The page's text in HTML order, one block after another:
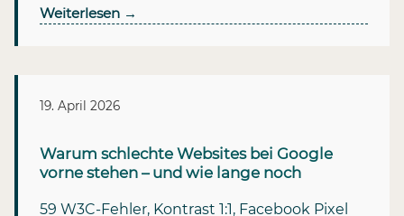
Weiterlesen →
19. April 2026
Warum schlechte Websites bei Google
vorne stehen – und wie lange noch
59 W3C-Fehler, Kontrast 1:1, Facebook Pixel